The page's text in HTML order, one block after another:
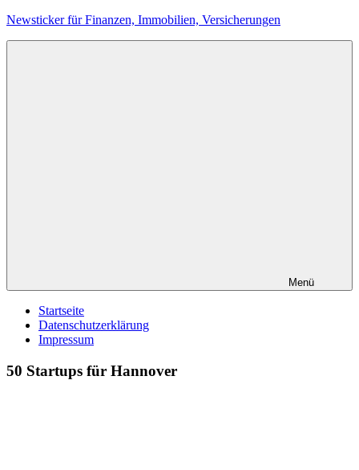
Zum
Newsticker für Finanzen, Immobilien, Versicherungen
Menü
Startseite
Datenschutzerklärung
Impressum
50 Startups für Hannover